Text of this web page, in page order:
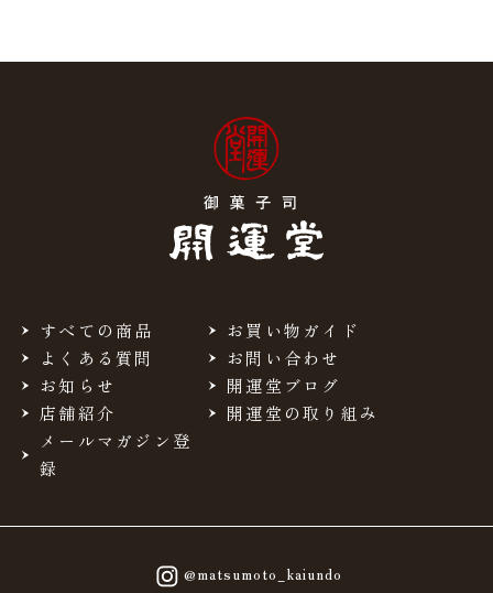
すべての商品
お買い物ガイド
よくある質問
お問い合わせ
お知らせ
開運堂ブログ
店舗紹介
開運堂の取り組み
メールマガジン登
録
@matsumoto_kaiundo